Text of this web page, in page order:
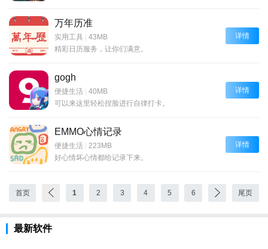
万年历准
实用工具
43MB
精彩日历服务，让你们满意。
详情
gogh
便捷生活
40MB
可以来这里轻松捏脸进行自律打卡。
详情
EMMO心情记录
便捷生活
223MB
好心情坏心情都给记录下来。
详情
首页 1 2 3 4 5 6 尾页
最新软件